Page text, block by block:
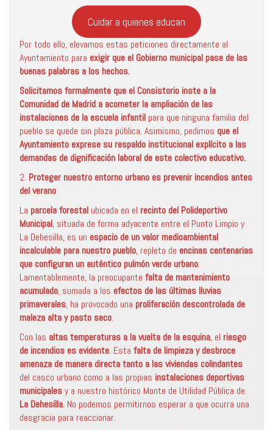
Cuidar a quienes educan
Por todo ello, elevamos estas peticiones directamente al
Ayuntamiento para exigir que el Gobierno municipal pase de las
buenas palabras a los hechos.
Solicitamos formalmente que el Consistorio inste a la
Comunidad de Madrid a acometer la ampliación de las
instalaciones de la escuela infantil para que ninguna familia del
pueblo se quede sin plaza pública. Asimismo, pedimos que el
Ayuntamiento exprese su respaldo institucional explícito a las
demandas de dignificación laboral de este colectivo educativo.
2. Proteger nuestro entorno urbano es prevenir incendios antes
del verano
La parcela forestal ubicada en el recinto del Polideportivo
Municipal, situada de forma adyacente entre el Punto Limpio y
La Dehesilla, es un espacio de un valor medioambiental
incalculable para nuestro pueblo, repleto de encinas centenarias
que configuran un auténtico pulmón verde urbano.
Lamentablemente, la preocupante falta de mantenimiento
acumulado, sumada a los efectos de las últimas lluvias
primaverales, ha provocado una proliferación descontrolada de
maleza alta y pasto seco.
Con las altas temperaturas a la vuelta de la esquina, el riesgo
de incendios es evidente. Esta falta de limpieza y desbroce
amenaza de manera directa tanto a las viviendas colindantes
del casco urbano como a las propias instalaciones deportivas
municipalesy a nuestro histórico Monte de Utilidad Pública de
La Dehesilla. No podemos permitirnos esperar a que ocurra una
desgracia para reaccionar.